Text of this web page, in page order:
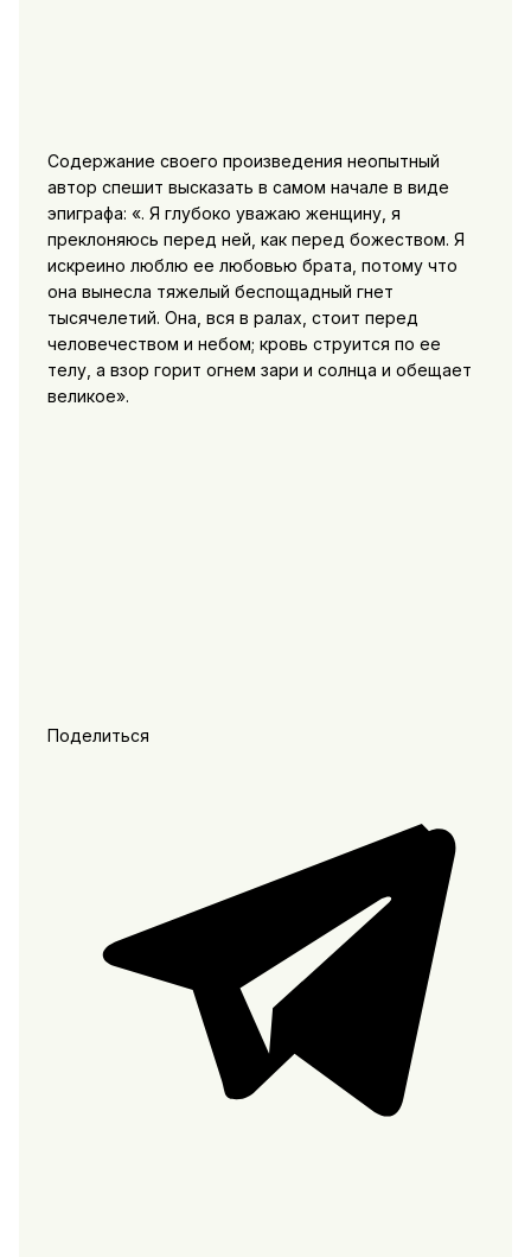
Содержание своего произведения неопытный
автор спешит высказать в самом начале в виде
эпиграфа: «. Я глубоко уважаю женщину, я
преклоняюсь перед ней, как перед божеством. Я
искреино люблю ее любовью брата, потому что
она вынесла тяжелый беспощадный гнет
тысячелетий. Она, вся в ралах, стоит перед
человечеством и небом; кровь струится по ее
телу, а взор горит огнем зари и солнца и обещает
великое».
Поделиться